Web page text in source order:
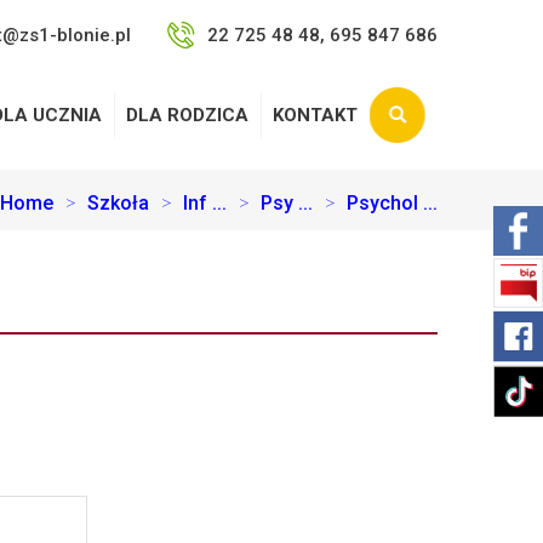
blonie.pl 22 725 48 48, 695 847 686
UCZNIA DLA RODZICA KONTAKT
Home > Szkoła > Inf ... > Psy ... > Psychol ...